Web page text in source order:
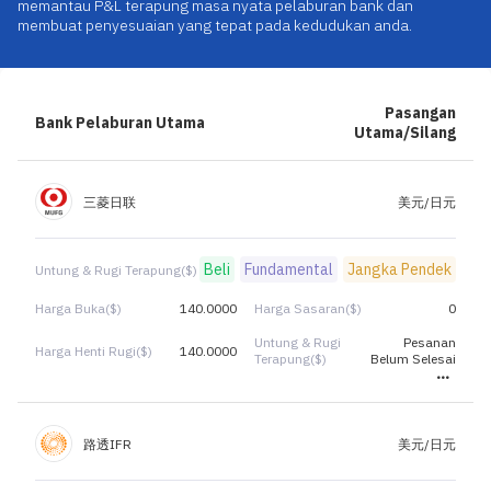
memantau P&L terapung masa nyata pelaburan bank dan
membuat penyesuaian yang tepat pada kedudukan anda.
Bank Pelaburan Utama
Pasangan
Utama/Silang
三菱日联 美元/日元
Untung & Rugi Terapung($) Beli Fundamental Jangka Pendek
Harga Buka($) 140.0000 Harga Sasaran($) 0
Harga Henti Rugi($) 140.0000
Untung & Rugi
Terapung($)
Pesanan
Belum Selesai
路透IFR 美元/日元